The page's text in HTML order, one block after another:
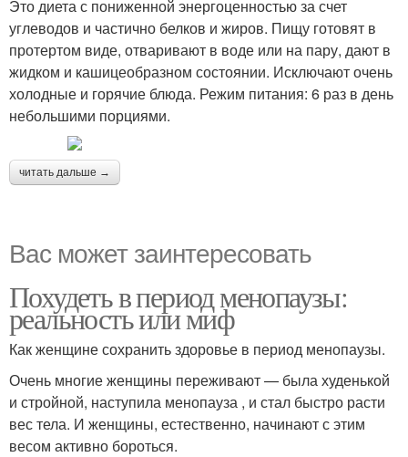
Это диета с пониженной энергоценностью за счет
углеводов и частично белков и жиров. Пищу готовят в
протертом виде, отваривают в воде или на пару, дают в
жидком и кашицеобразном состоянии. Исключают очень
холодные и горячие блюда. Режим питания: 6 раз в день
небольшими порциями.
читать дальше →
Вас может заинтересовать
Похудеть в период менопаузы:
реальность или миф
Как женщине сохранить здоровье в период менопаузы.
Очень многие женщины переживают — была худенькой
и стройной, наступила менопауза , и стал быстро расти
вес тела. И женщины, естественно, начинают с этим
весом активно бороться.